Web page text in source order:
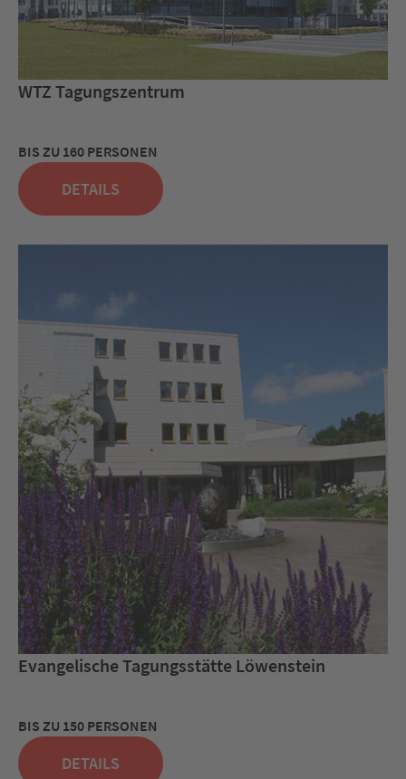
WTZ Tagungszentrum
BIS ZU 160 PERSONEN
DETAILS
Evangelische Tagungsstätte Löwenstein
BIS ZU 150 PERSONEN
DETAILS